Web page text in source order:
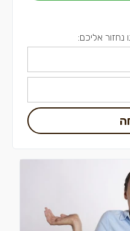
נחזור אליכם: